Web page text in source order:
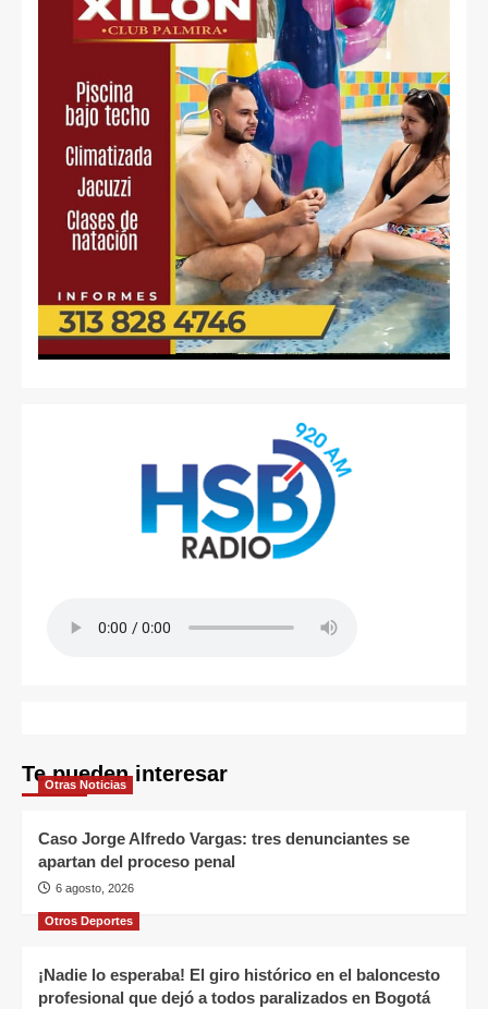
Te pueden interesar
Otras Noticias
Caso Jorge Alfredo Vargas: tres denunciantes se
apartan del proceso penal
6 agosto, 2026
Otros Deportes
¡Nadie lo esperaba! El giro histórico en el baloncesto
profesional que dejó a todos paralizados en Bogotá